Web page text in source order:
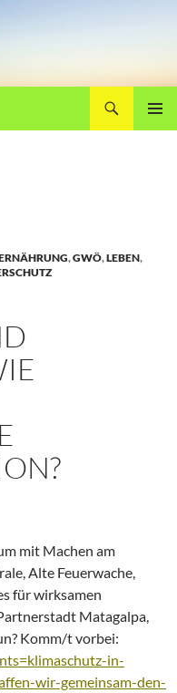
,GWÖ,LEBEN,
mit Machen am
Alte Feuerwache,
für wirksamen
Matagalpa,
Komm/t vorbei:
in-
wir-gemeinsam-den-